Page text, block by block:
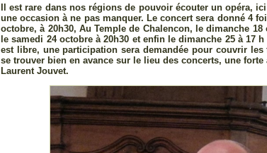
Il est rare dans nos régions de pouvoir écouter un opéra,
une occasion à ne pas manquer. Le concert sera donné 4
octobre, à 20h30, Au Temple de Chalencon, le dimanche
le samedi 24 octobre à 20h30 et enfin le dimanche 25 à 17
est libre, une participation sera demandée pour couvrir
se trouver bien en avance sur le lieu des concerts, une forte
Laurent Jouvet.